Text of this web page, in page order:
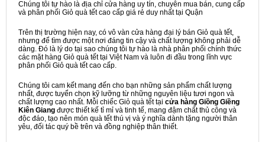
Chúng tôi tự hào là địa chỉ cửa hàng uy tín, chuyên mua bán, cung cấp
và phân phối Giỏ quà tết cao cấp giá rẻ duy nhất tại Quận
Trên thị trường hiện nay, có vô vàn cửa hàng đại lý bán Giỏ quà tết,
nhưng để tìm được một nơi đáng tin cậy và chất lượng không phải dễ
dàng. Đó là lý do tại sao chúng tôi tự hào là nhà phân phối chính thức
các mặt hàng Giỏ quà tết tại Việt Nam và luôn đi đầu trong lĩnh vực
phân phối Giỏ quà tết cao cấp.
Chúng tôi cam kết mang đến cho bạn những sản phẩm chất lượng
nhất, được tuyển chọn kỹ lưỡng từ những nguyên liệu tươi ngon và
chất lượng cao nhất. Mỗi chiếc Giỏ quà tết tại cửa hàng Giồng Giềng
Kiên Giang được thiết kế tỉ mỉ và tinh tế, mang đậm chất thủ công và
độc đáo, tạo nên món quà tết thú vị và ý nghĩa dành tặng người thân
yêu, đối tác quý bề trên và đồng nghiệp thân thiết.